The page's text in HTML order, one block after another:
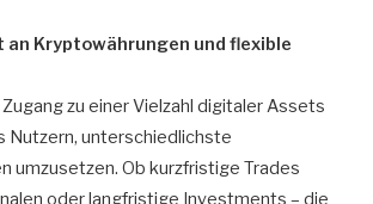
Kryptowährungen und flexible
zu einer Vielzahl digitaler Assets
Nutzern, unterschiedlichste
umzusetzen. Ob kurzfristige Trades
oder langfristige Investments – die